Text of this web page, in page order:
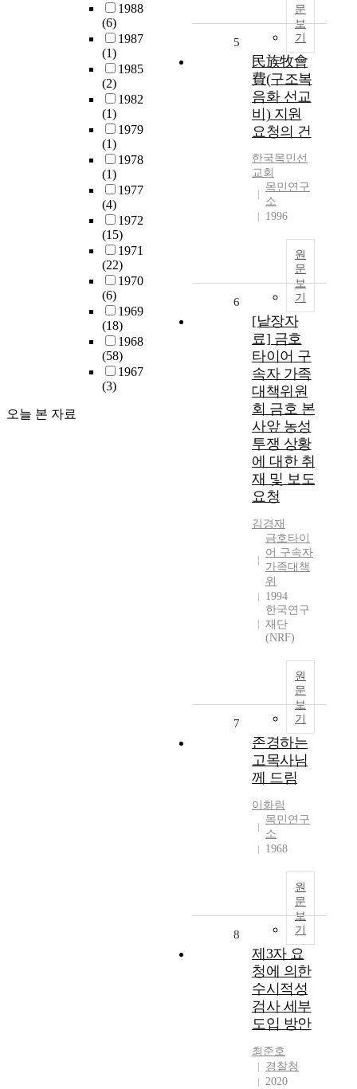
1988
(6)
1987
(1)
1985
(2)
1982
(1)
1979
(1)
1978
(1)
1977
(4)
1972
(15)
1971
(22)
1970
(6)
1969
(18)
1968
(58)
1967
(3)
오늘 본 자료
문
보
기
5
民族牧會
費(구조복
음화 선교
비) 지원
요청의 건
한국목민선
교회
목민연구
소
1996
원
문
보
기
6
[낱장자
료] 금호
타이어 구
속자 가족
대책위원
회 금호 본
사앞 농성
투쟁 상황
에 대한 취
재 및 보도
요청
김경재
금호타이
어 구속자
가족대책
위
1994
한국연구
재단
(NRF)
원
문
보
기
7
존경하는
고목사님
께 드림
이화림
목민연구
소
1968
원
문
보
기
8
제3자 요
청에 의한
수시적성
검사 세부
도입 방안
최준호
경찰청
2020